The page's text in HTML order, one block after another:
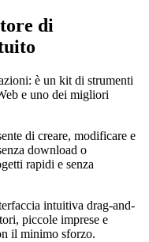
di
è un kit di strumenti
e uno dei migliori
di creare, modificare e
download o
rapidi e senza
intuitiva drag-and-
piccole imprese e
il minimo sforzo.